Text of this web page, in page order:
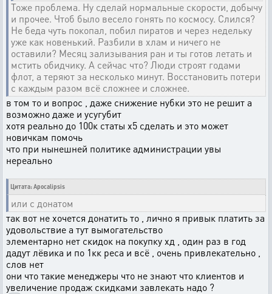
Тоже проблема. Ну сделай нормальные скорости, добычу
и прочее. Чтоб было весело гонять по космосу. Слился?
Не беда чуть покопал, побил пиратов и через недельку
уже как новенький. Разбили в хлам и ничего не
оставили? Месяц зализывания ран и ты готов летать и
мстить обидчику. А сейчас что? Люди строят годами
флот, а теряют за несколько минут. Восстановить потери
с каждым разом всё сложнее и сложнее.
в том то и вопрос , даже снижение нубки это не решит а
возможно даже и усугубит
хотя реально до 100к статы х5 сделать и это может
новичкам помочь
что при нынешней политике администрации увы
нереально
Цитата: Apocalipsis
или с донатом
так вот не хочется донатить то , лично я привык платить за
удовольствие а тут вымогательство
элементарно нет скидок на покупку хд , один раз в год
дадут лёвика и по 1кк реса и всё , очень привлекательно ,
слов нет
они что такие менеджеры что не знают что клиентов и
увеличение продаж скидками завлекать надо ?